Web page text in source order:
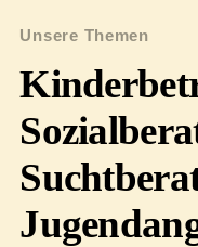
Unsere Themen